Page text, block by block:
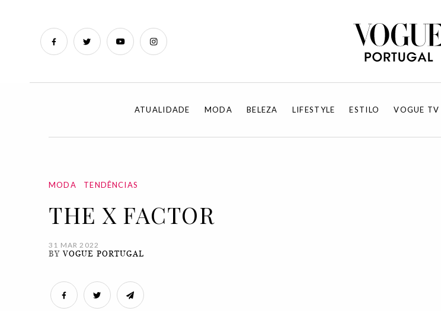
ATUALIDADE MODA BELEZA LIFESTYLE ESTILO VOGUE TV
MODA TENDÊNCIAS
THE X FACTOR
31 MAR 2022
BYVOGUE PORTUGAL